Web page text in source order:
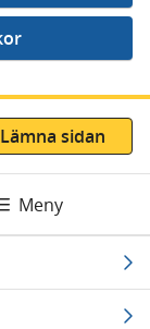
Lämna sidan
Meny